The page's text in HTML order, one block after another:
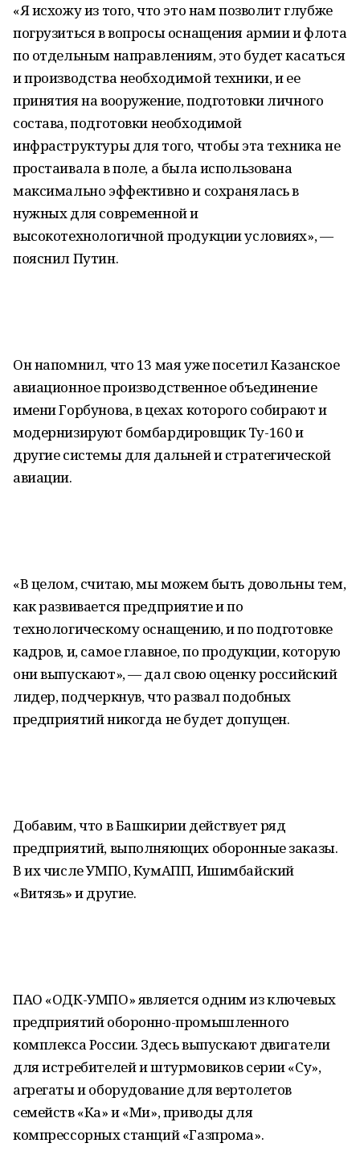
«Я исхожу из того, что это нам позволит глубже
погрузиться в вопросы оснащения армии и флота
по отдельным направлениям, это будет касаться
и производства необходимой техники, и ее
принятия на вооружение, подготовки личного
состава, подготовки необходимой
инфраструктуры для того, чтобы эта техника не
простаивала в поле, а была использована
максимально эффективно и сохранялась в
нужных для современной и
высокотехнологичной продукции условиях», —
пояснил Путин.
Он напомнил, что 13 мая уже посетил Казанское
авиационное производственное объединение
имени Горбунова, в цехах которого собирают и
модернизируют бомбардировщик Ту-160 и
другие системы для дальней и стратегической
авиации.
«В целом, считаю, мы можем быть довольны тем,
как развивается предприятие и по
технологическому оснащению, и по подготовке
кадров, и, самое главное, по продукции, которую
они выпускают», — дал свою оценку российский
лидер, подчеркнув, что развал подобных
предприятий никогда не будет допущен.
Добавим, что в Башкирии действует ряд
предприятий, выполняющих оборонные заказы.
В их числе УМПО, КумАПП, Ишимбайский
«Витязь» и другие.
ПАО «ОДК-УМПО» является одним из ключевых
предприятий оборонно-промышленного
комплекса России. Здесь выпускают двигатели
для истребителей и штурмовиков серии «Су»,
агрегаты и оборудование для вертолетов
семейств «Ка» и «Ми», приводы для
компрессорных станций «Газпрома».